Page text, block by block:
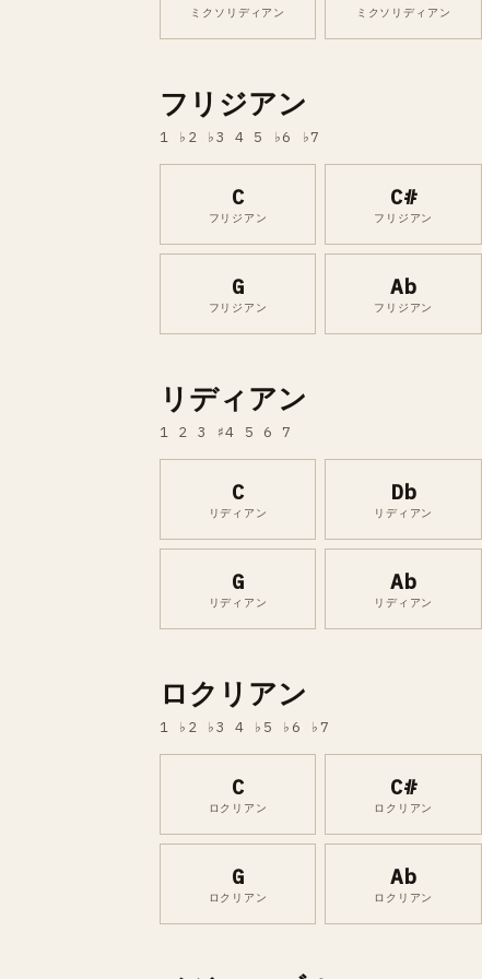
ミクソリディアン ミクソリディアン
フリジアン
1 ♭2 ♭3 4 5 ♭6 ♭7
C
フリジアン
C#
フリジアン
G
フリジアン
Ab
フリジアン
リディアン
1 2 3 ♯4 5 6 7
C
リディアン
Db
リディアン
G
リディアン
Ab
リディアン
ロクリアン
1 ♭2 ♭3 4 ♭5 ♭6 ♭7
C
ロクリアン
C#
ロクリアン
G
ロクリアン
Ab
ロクリアン